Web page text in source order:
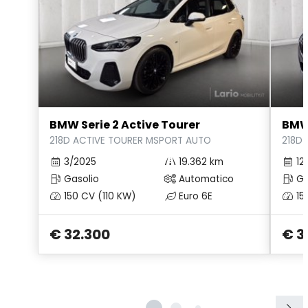
Regolatore di velocità - cruise control
Retrovisore interno anabbagliante
Sedili anteriori regolabili
Sedili anteriori riscaldabili
Sedili posteriori regolabili
Sedili sportivi
Selective catalytic reduction
Selettore stile di guida
Serbatoio carburante maggiorato
Sistema di assistenza al mantenimento della corsia
BMW Serie 2 Active Tourer
218D ACTIVE TOURER MSPORT AUTO
3/2025
19.362 km
Gasolio
Automatico
150 CV (110 KW)
Euro 6E
€ 32.300
218D
€